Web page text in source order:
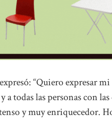
“Quiero expresar
todas las personas con
y muy enriquecedor.